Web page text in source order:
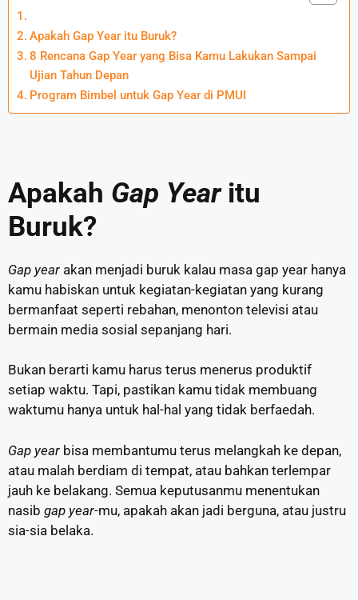
Apakah Gap Year itu Buruk?
8 Rencana Gap Year yang Bisa Kamu Lakukan Sampai
Ujian Tahun Depan
Program Bimbel untuk Gap Year di PMUI
Apakah Gap Yearitu
Buruk?
Gap year akan menjadi buruk kalau masa gap year hanya
kamu habiskan untuk kegiatan-kegiatan yang kurang
bermanfaat seperti rebahan, menonton televisi atau
bermain media sosial sepanjang hari.
Bukan berarti kamu harus terus menerus produktif
setiap waktu. Tapi, pastikan kamu tidak membuang
waktumu hanya untuk hal-hal yang tidak berfaedah.
Gap year bisa membantumu terus melangkah ke depan,
atau malah berdiam di tempat, atau bahkan terlempar
jauh ke belakang. Semua keputusanmu menentukan
nasib gap year-mu, apakah akan jadi berguna, atau justru
sia-sia belaka.